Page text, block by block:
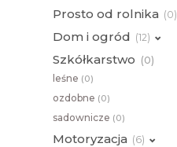
Prosto od rolnika (0)
Dom i ogród (12)
Szkółkarstwo (0)
leśne (0)
ozdobne (0)
sadownicze (0)
Motoryzacja (6)